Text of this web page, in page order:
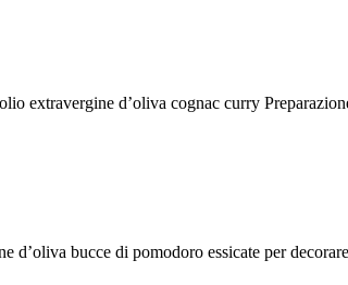
extravergine d’oliva cognac curry
d’oliva bucce di pomodoro essicate per